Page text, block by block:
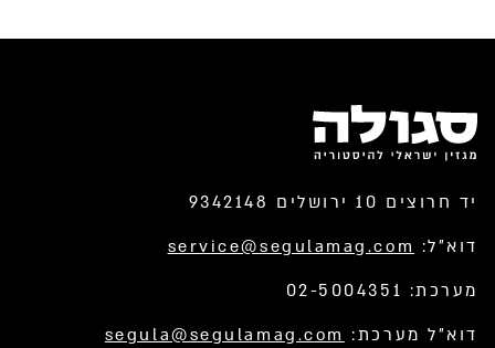
יד חרוצים 10 ירושלים 9342148
דוא”ל: service@segulamag.com
מערכת: 02-5004351
דוא”ל מערכת: segula@segulamag.com